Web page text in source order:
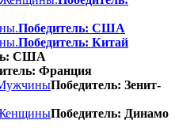
Победитель: США
Победитель: Китай
США
Франция
Победитель: Зенит-
Победитель: Динамо